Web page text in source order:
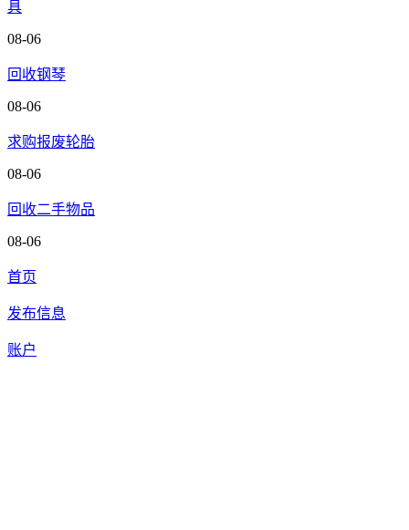
具
08-06
回收钢琴
08-06
求购报废轮胎
08-06
回收二手物品
08-06
首页
发布信息
账户